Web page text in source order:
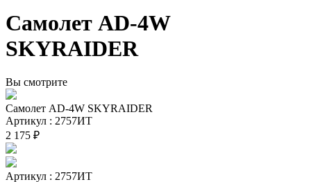
Самолет AD-4W
SKYRAIDER
Вы смотрите
Самолет AD-4W SKYRAIDER
Артикул : 2757ИТ
2 175 ₽
Артикул : 2757ИТ